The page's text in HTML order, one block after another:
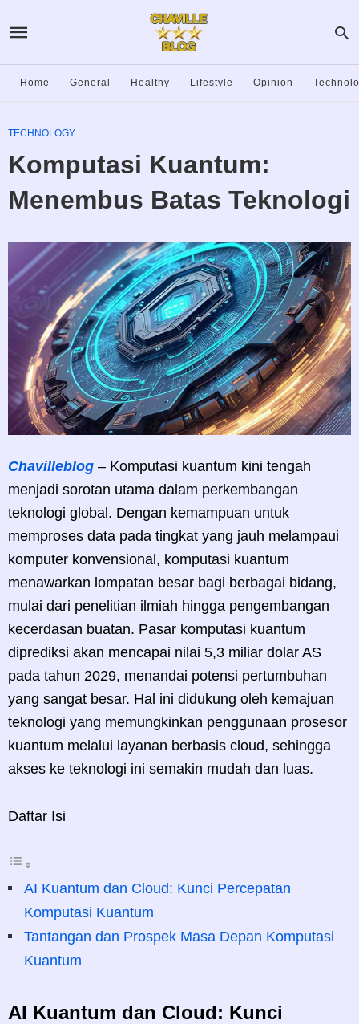
Home General Healthy Lifestyle Opinion
TECHNOLOGY
Komputasi Kuantum:
Menembus Batas Teknologi
Chavilleblog – Komputasi kuantum kini tengah
menjadi sorotan utama dalam perkembangan
teknologi global. Dengan kemampuan untuk
memproses data pada tingkat yang jauh melampaui
komputer konvensional, komputasi kuantum
menawarkan lompatan besar bagi berbagai bidang,
mulai dari penelitian ilmiah hingga pengembangan
kecerdasan buatan. Pasar komputasi kuantum
diprediksi akan mencapai nilai 5,3 miliar dolar AS
pada tahun 2029, menandai potensi pertumbuhan
yang sangat besar. Hal ini didukung oleh kemajuan
teknologi yang memungkinkan penggunaan prosesor
kuantum melalui layanan berbasis cloud, sehingga
akses ke teknologi ini semakin mudah dan luas.
Daftar Isi
AI Kuantum dan Cloud: Kunci Percepatan
Komputasi Kuantum
Tantangan dan Prospek Masa Depan Komputasi
Kuantum
AI Kuantum dan Cloud: Kunci